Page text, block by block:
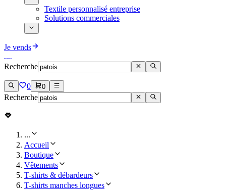
Textile personnalisé entreprise
Solutions commerciales
Je vends
Recherche
0 0
Recherche
...
Accueil
Boutique
Vêtements
T-shirts & débardeurs
T-shirts manches longues